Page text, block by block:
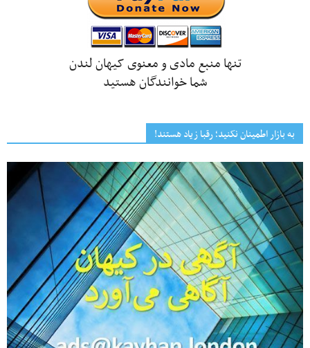
تنها منبع مادی و معنوی کیهان لندن
شما خوانندگان هستید
به بازار اطمینان نکنید؛ رقبا زیاد هستند!